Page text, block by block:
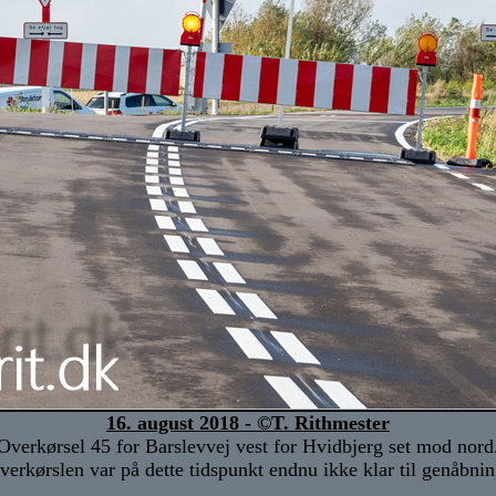
16. august 2018 - ©T. Rithmester
45 for Barslevvej vest for Hvidbjerg set mod
var på dette tidspunkt endnu ikke klar til